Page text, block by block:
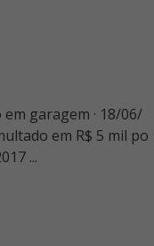
garagem · 18/06/
em R$ 5 mil po
...